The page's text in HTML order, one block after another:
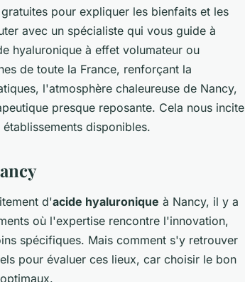
pour expliquer les bienfaits et les
avec un spécialiste qui vous guide à
hyaluronique à effet volumateur ou
de toute la France, renforçant la
l'atmosphère chaleureuse de Nancy,
presque reposante. Cela nous incite
disponibles.
d'acide hyaluronique à Nancy, il y a
où l'expertise rencontre l'innovation,
spécifiques. Mais comment s'y retrouver
pour évaluer ces lieux, car choisir le bon